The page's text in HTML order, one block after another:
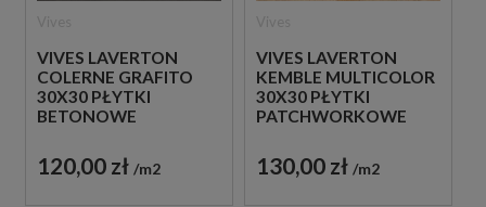
VIVES LAVERTON
COLERNE GRAFITO
30X30 PŁYTKI
BETONOWE
120,00 zł m2
VIVES LAVERTON
KEMBLE MULTICOLOR
30X30 PŁYTKI
PATCHWORKOWE
130,00 zł m2